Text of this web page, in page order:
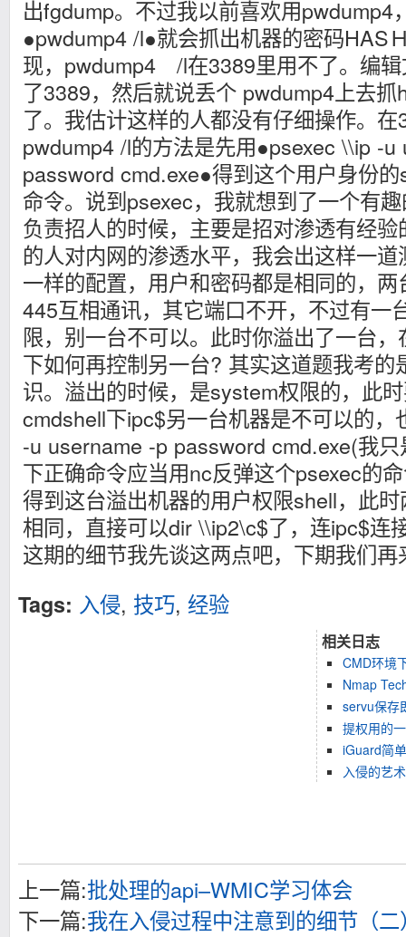
出fgdump。不过我以前喜欢用pwdump4
●pwdump4 /l●就会抓出机器的密码HAS
现，pwdump4 /l在3389里用不了。编
了3389，然后就说丢个 pwdump4上去
了。我估计这样的人都没有仔细操作。
pwdump4 /l的方法是先用●psexec \\ip -u
password cmd.exe●得到这个用户身份
命令。说到psexec，我就想到了一个有
负责招人的时候，主要是招对渗透有经
的人对内网的渗透水平，我会出这样一
一样的配置，用户和密码都是相同的，
445互相通讯，其它端口不开，不过有一
限，别一台不可以。此时你溢出了一台
下如何再控制另一台? 其实这道题我考的
识。溢出的时候，是system权限的，此
cmdshell下ipc$另一台机器是不可以的
-u username -p password cmd.exe(我
下正确命令应当用nc反弹这个psexec的
得到这台溢出机器的用户权限shell，此
相同，直接可以dir \\ip2\c$了，连ipc$连
这期的细节我先谈这两点吧，下期我们再
Tags: 入侵, 技巧, 经验
相关日志
CMD环境
Nmap
servu保存
提权用的
iGuard简
入侵的艺
上一篇:批处理的api–WMIC学习体会
下一篇:我在入侵过程中注意到的细节（二